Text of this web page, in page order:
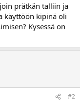
prätkän talliin ja
käyttöön kipinä oli
Kysessä on
#2